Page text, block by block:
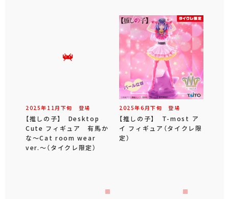
2025年 11 月 下旬 登場
【推しの子】 Desktop
Cute フィギュア 有馬か
な～Cat room wear
ver.～（タイクレ限定）
2025年6 月下旬 登場
【推しの子】 T-most ア
イ フィギュア（タイクレ限
定）